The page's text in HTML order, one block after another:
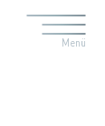
Menü